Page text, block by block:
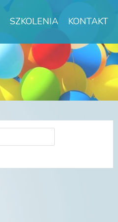
SZKOLENIA KONTAKT